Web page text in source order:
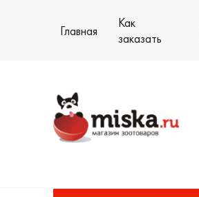
Главная
Как
заказать